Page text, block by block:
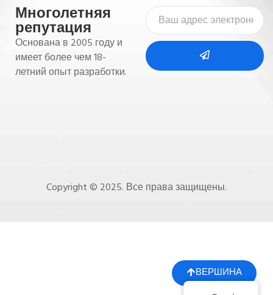
Многолетняя
репутация
Основана в 2005 году и
имеет более чем 18-
летний опыт разработки.
ВЕРШИНА
Copyright © 2025. Все права защищены.